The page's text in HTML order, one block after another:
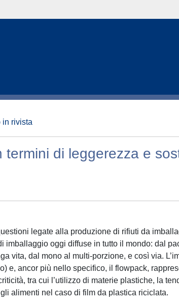
in rivista
di leggerezza e
legate alla produzione di rifiuti da
imballaggio oggi diffuse in tutto il mondo: dal
vita, dal mono al multi-porzione, e così via.
e, ancor più nello specifico, il flowpack,
tra cui l’utilizzo di materie plastiche, la
alimenti nel caso di film da plastica riciclata.